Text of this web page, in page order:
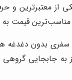
از معتبرترین
مناسب‌ترین قیمت
بدون
جابجایی